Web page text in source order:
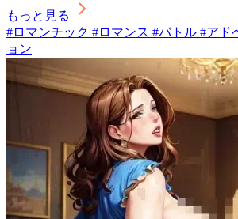
もっと見る
#ロマンチック #ロマンス #バトル #アド
ョン